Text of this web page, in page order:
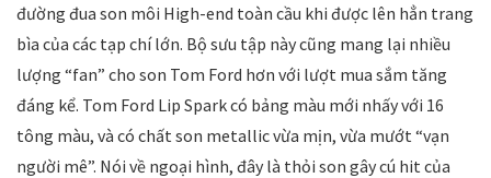
đường đua son môi High-end toàn cầu khi được lên hẳn trang
bìa của các tạp chí lớn. Bộ sưu tập này cũng mang lại nhiều
lượng “fan” cho son Tom Ford hơn với lượt mua sắm tăng
đáng kể. Tom Ford Lip Spark có bảng màu mới nhấy với 16
tông màu, và có chất son metallic vừa mịn, vừa mướt “vạn
người mê”. Nói về ngoại hình, đây là thỏi son gây cú hit của